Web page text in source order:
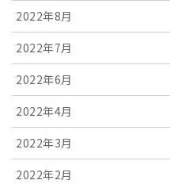
2022年8月
2022年7月
2022年6月
2022年4月
2022年3月
2022年2月